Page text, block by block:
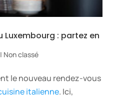
Luxembourg : partez en
Non classé
le nouveau rendez-vous
italienne. Ici,